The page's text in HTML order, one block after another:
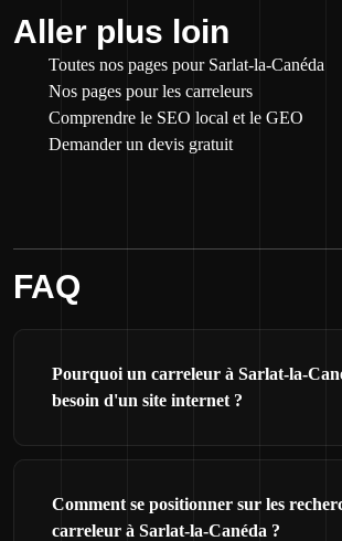
Aller plus loin
Toutes nos pages pour Sarlat-la-Canéda
Nos pages pour les carreleurs
Comprendre le SEO local et le GEO
Demander un devis gratuit
FAQ
Pourquoi un carreleur à Sarlat-la-
besoin d'un site internet ?
Comment se positionner sur les
carreleur à Sarlat-la-Canéda ?